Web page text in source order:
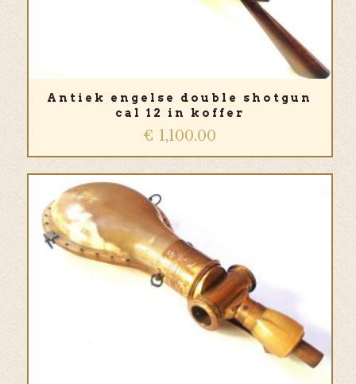
Antiek engelse double shotgun
cal 12 in koffer
€ 1,100.00